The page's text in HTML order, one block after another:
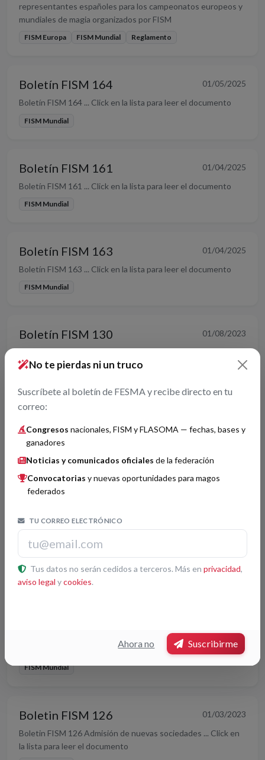
representantes españoles para los campeonatos europeos y
mundiales de magia organizados por FISM
FISM Europa FISM Mundial Reglamento
Boletín FISM 164
01/05/2025
Boletín FISM 164 ... Click en la lista para leer el documento
FISM Mundial
Boletín FISM 161
01/04/2025
Boletín FISM 161 ... Click en la lista para leer el documento
FISM Mundial
Boletín FISM 163
01/04/2025
Boletín FISM 163 ... Click en la lista para leer el documento
FISM Mundial
Boletín FISM 130
01/08/2023
campeonato de magia de 2028 ... Click en la lista para leer el
FISM Mundial
Boletín FISM 131
Boletín FISM 131 Resultados de la votación para la
aprobación de las cuentas del ejercicio 2022-2023 ... Click en
la lista para leer el documento
Boletín FISM 128
Boletín FISM 128 A todos los Presidentes de las sociedades
miembros de FISM y Delegados en la ASAMBLEA GENERAL
CHICAGO MAGIC ROUND TABLE ... Click en la lista para leer
FISM Mundial
Boletin FISM 126
01/03/2023
Boletin FISM 126 Admisión de nuevas sociedades ... Click en
la lista para leer el documento
No te pierdas ni un truco
Suscríbete al boletín de FESMA y recibe directo en tu
correo:
Congresos nacionales, FISM y FLASOMA — fechas, bases y
ganadores
Noticias y comunicados oficiales de la federación
Convocatorias y nuevas oportunidades para magos
federados
TU CORREO ELECTRÓNICO
Tus datos no serán cedidos a terceros. Más en privacidad,
aviso legal ycookies.
Ahora no Suscribirme